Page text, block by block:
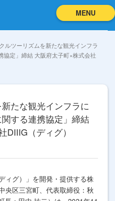
MENU
ルツーリズムを新たな観光インフラ
定」締結 大阪府太子町×株式会社
たな観光インフラに
関する連携協定」締結
DIIIG（ディグ）
ィグ）」を開発・提供する株
央区三宮町、代表取締役：秋